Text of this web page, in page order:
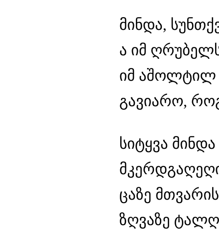
მინდა,
ა იმ
იმ აშოლტილ
გავიარო,
სიტყვა
ცაზე
ზღვაზე